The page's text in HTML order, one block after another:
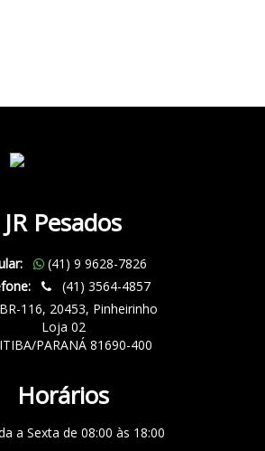
JR Pesados
(41) 9 9628-7826
(41) 3564-4857
116, 20453, Pinheirinho
Loja 02
PARANÁ 81690-400
Horários
a Sexta de 08:00 às 18:00